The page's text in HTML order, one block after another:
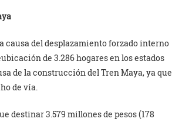
causa del desplazamiento forzado interno
de 3.286 hogares en los estados
de la construcción del Tren Maya, ya que
de vía.
destinar 3.579 millones de pesos (178